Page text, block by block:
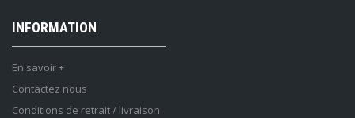
INFORMATION
En savoir +
Contactez nous
Conditions de retrait / livraison